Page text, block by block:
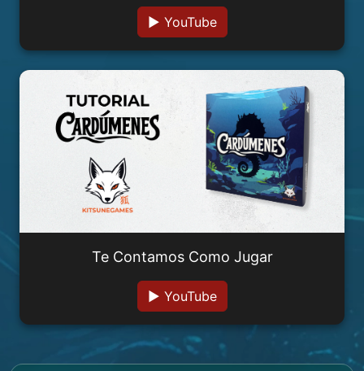
▶ YouTube
Te Contamos Como Jugar
▶ YouTube